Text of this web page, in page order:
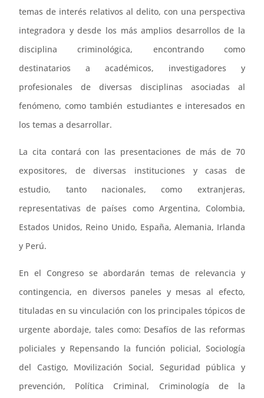
temas de interés relativos al delito, con una perspectiva
integradora y desde los más amplios desarrollos de la
disciplina criminológica, encontrando como
destinatarios a académicos, investigadores y
profesionales de diversas disciplinas asociadas al
fenómeno, como también estudiantes e interesados en
los temas a desarrollar.
La cita contará con las presentaciones de más de 70
expositores, de diversas instituciones y casas de
estudio, tanto nacionales, como extranjeras,
representativas de países como Argentina, Colombia,
Estados Unidos, Reino Unido, España, Alemania, Irlanda
y Perú.
En el Congreso se abordarán temas de relevancia y
contingencia, en diversos paneles y mesas al efecto,
tituladas en su vinculación con los principales tópicos de
urgente abordaje, tales como: Desafíos de las reformas
policiales y Repensando la función policial, Sociología
del Castigo, Movilización Social, Seguridad pública y
prevención, Política Criminal, Criminología de la